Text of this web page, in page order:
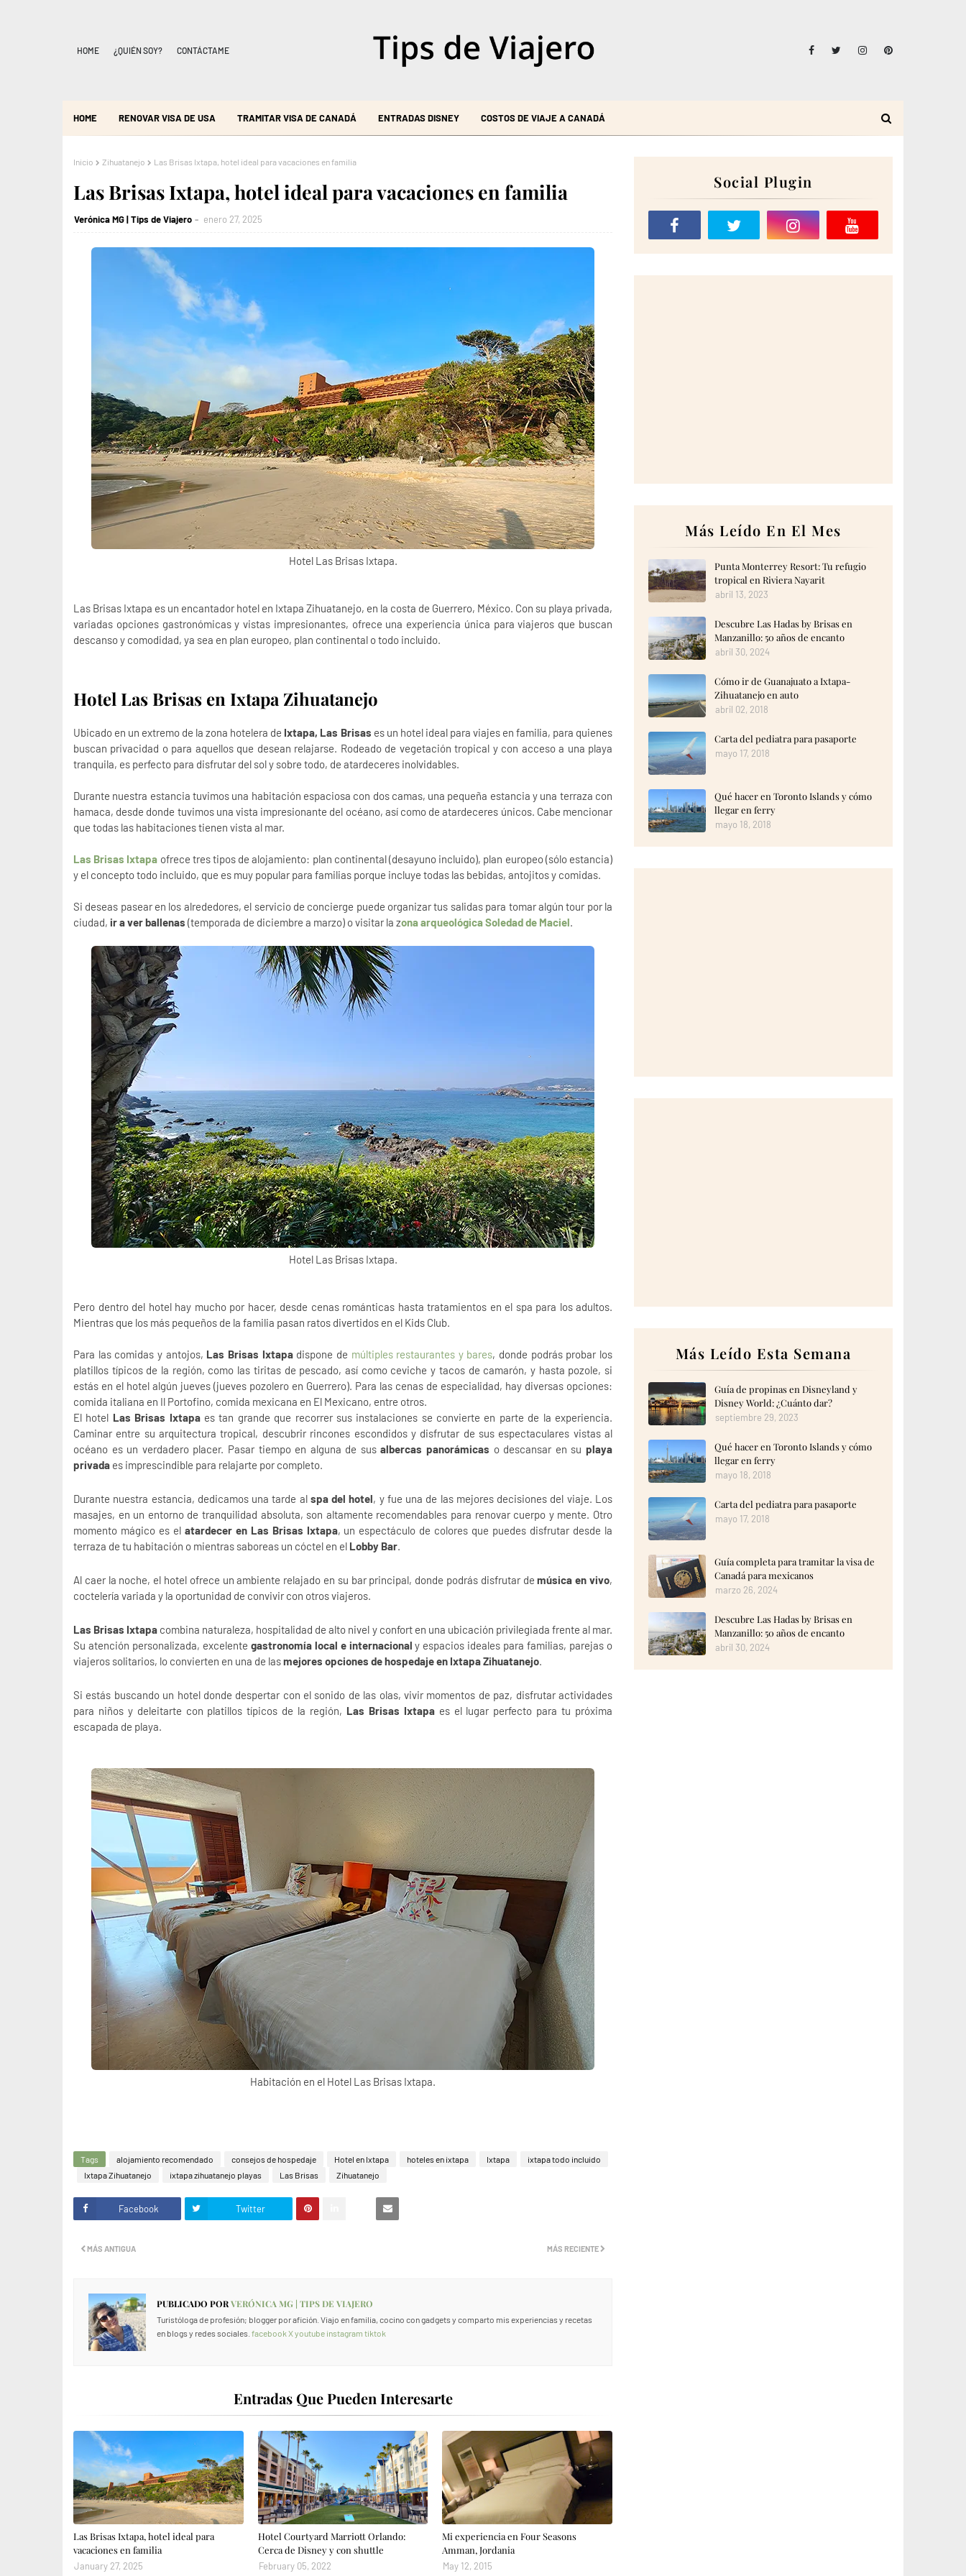
HOME ¿QUIÉN SOY? CONTÁCTAME
HOME RENOVAR VISA DE USA TRAMITAR VISA DE CANADÁ ENTRADAS DISNEY COSTOS DE VIAJE A CANADÁ
Inicio Zihuatanejo Las Brisas Ixtapa, hotel ideal para vacaciones en familia
Las Brisas Ixtapa, hotel ideal para vacaciones en familia
Verónica MG | Tips de Viajero enero 27, 2025
Hotel Las Brisas Ixtapa.
Las Brisas Ixtapa es un encantador hotel en Ixtapa Zihuatanejo, en la costa de Guerrero, México. Con su playa privada,
variadas opciones gastronómicas y vistas impresionantes, ofrece una experiencia única para viajeros que buscan
descanso y comodidad, ya sea en plan europeo, plan continental o todo incluido.
Hotel Las Brisas en Ixtapa Zihuatanejo
Ubicado en un extremo de la zona hotelera de Ixtapa, Las Brisas es un hotel ideal para viajes en familia, para quienes
buscan privacidad o para aquellos que desean relajarse. Rodeado de vegetación tropical y con acceso a una playa
tranquila, es perfecto para disfrutar del sol y sobre todo, de atardeceres inolvidables.
Durante nuestra estancia tuvimos una habitación espaciosa con dos camas, una pequeña estancia y una terraza con
hamaca, desde donde tuvimos una vista impresionante del océano, así como de atardeceres únicos. Cabe mencionar
que todas las habitaciones tienen vista al mar.
Las Brisas Ixtapa ofrece tres tipos de alojamiento: plan continental (desayuno incluido), plan europeo (sólo estancia)
y el concepto todo incluido, que es muy popular para familias porque incluye todas las bebidas, antojitos y comidas.
Si deseas pasear en los alrededores, el servicio de concierge puede organizar tus salidas para tomar algún tour por la
ciudad, ir a ver ballenas (temporada de diciembre a marzo) o visitar la zona arqueológica Soledad de Maciel.
Hotel Las Brisas Ixtapa.
Pero dentro del hotel hay mucho por hacer, desde cenas románticas hasta tratamientos en el spa para los adultos.
Mientras que los más pequeños de la familia pasan ratos divertidos en el Kids Club.
Para las comidas y antojos, Las Brisas Ixtapadispone de múltiples restaurantes y bares, donde podrás probar los
platillos típicos de la región, como las tiritas de pescado, así como ceviche y tacos de camarón, y hasta pozole, si
estás en el hotel algún jueves (jueves pozolero en Guerrero). Para las cenas de especialidad, hay diversas opciones:
comida italiana en Il Portofino, comida mexicana en El Mexicano, entre otros.
El hotel Las Brisas Ixtapaes tan grande que recorrer sus instalaciones se convierte en parte de la experiencia.
Caminar entre su arquitectura tropical, descubrir rincones escondidos y disfrutar de sus espectaculares vistas al
océano es un verdadero placer. Pasar tiempo en alguna de susalbercas panorámicas o descansar en suplaya
privada es imprescindible para relajarte por completo.
Durante nuestra estancia, dedicamos una tarde al spa del hotel, y fue una de las mejores decisiones del viaje. Los
masajes, en un entorno de tranquilidad absoluta, son altamente recomendables para renovar cuerpo y mente. Otro
momento mágico es el atardecer en Las Brisas Ixtapa, un espectáculo de colores que puedes disfrutar desde la
terraza de tu habitación o mientras saboreas un cóctel en el Lobby Bar.
Al caer la noche, el hotel ofrece un ambiente relajado en su bar principal, donde podrás disfrutar demúsica en vivo,
coctelería variada y la oportunidad de convivir con otros viajeros.
Las Brisas Ixtapa combina naturaleza, hospitalidad de alto nivel y confort en una ubicación privilegiada frente al mar.
Su atención personalizada, excelente gastronomía local e internacional y espacios ideales para familias, parejas o
viajeros solitarios, lo convierten en una de lasmejores opciones de hospedaje en Ixtapa Zihuatanejo.
Si estás buscando un hotel donde despertar con el sonido de las olas, vivir momentos de paz, disfrutar actividades
para niños y deleitarte con platillos típicos de la región, Las Brisas Ixtapaes el lugar perfecto para tu próxima
escapada de playa.
Habitación en el Hotel Las Brisas Ixtapa.
Tags alojamiento recomendado consejos de hospedaje Hotel en Ixtapa hoteles en ixtapa Ixtapa
ixtapa todo incluido
Ixtapa Zihuatanejo
ixtapa zihuatanejo playas Las Brisas Zihuatanejo
Facebook Twitter
MÁS RECIENTE
MÁS ANTIGUA
PUBLICADO PORVERÓNICA MG | TIPS DE VIAJERO
Turistóloga de profesión; blogger por afición. Viajo en familia, cocino con gadgets y comparto mis experiencias y recetas
en blogs y redes sociales. facebook Xyoutube instagram tiktok
Entradas Que Pueden Interesarte
Las Brisas Ixtapa, hotel ideal para
vacaciones en familia
January 27, 2025
Hotel Courtyard Marriott Orlando:
Cerca de Disney y con shuttle
February 05, 2022
Mi experiencia en Four Seasons
Amman, Jordania
May 12, 2015
Social Plugin
Más Leído En El Mes
Punta Monterrey Resort: Tu refugio
tropical en Riviera Nayarit
abril 13, 2023
Descubre Las Hadas by Brisas en
Manzanillo: 50 años de encanto
abril 30, 2024
Cómo ir de Guanajuato a Ixtapa-
Zihuatanejo en auto
abril 02, 2018
Carta del pediatra para pasaporte
mayo 17, 2018
Qué hacer en Toronto Islands y cómo
llegar en ferry
mayo 18, 2018
Más Leído Esta Semana
Guía de propinas en Disneyland y
Disney World: ¿Cuánto dar?
septiembre 29, 2023
Qué hacer en Toronto Islands y cómo
llegar en ferry
mayo 18, 2018
Carta del pediatra para pasaporte
mayo 17, 2018
Guía completa para tramitar la visa de
Canadá para mexicanos
marzo 26, 2024
Descubre Las Hadas by Brisas en
Manzanillo: 50 años de encanto
abril 30, 2024